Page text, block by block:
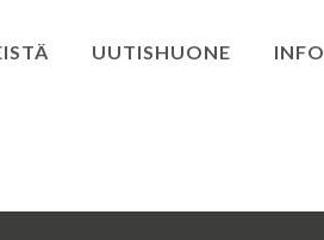
UUTISHUONE INFO